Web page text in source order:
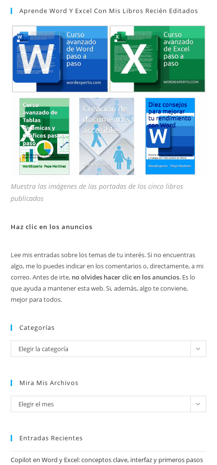
Aprende Word Y Excel Con Mis Libros Recién Editados
Muestra las imágenes de las portadas de los cinco libros
publicados
Haz clic en los anuncios
Lee mis entradas sobre los temas de tu interés. Si no encuentras
algo, me lo puedes indicar en los comentarios o, directamente, a mi
correo. Antes de irte, no olvides hacer clic en los anuncios. Es lo
que ayuda a mantener esta web. Si, además, algo te conviene,
mejor para todos.
Categorías
Categorías
Elegir la categoría
Mira Mis Archivos
Mira
mis
Elegir el mes
Entradas Recientes
Copilot en Word y Excel: conceptos clave, interfaz y primeros pasos